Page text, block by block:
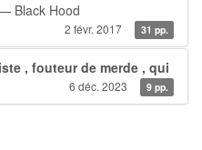
Black Hood
2 févr. 2017 31 pp.
, fouteur de merde , qui
6 déc. 2023 9 pp.